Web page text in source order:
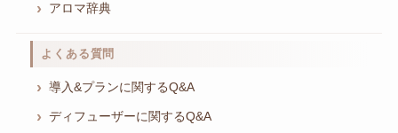
アロマ辞典
よくある質問
導入&プランに関するQ&A
ディフューザーに関するQ&A